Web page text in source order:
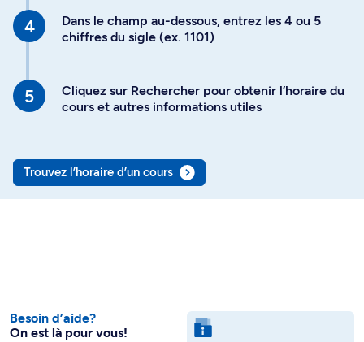
Dans le champ au-dessous, entrez les 4 ou 5
chiffres du sigle (ex. 1101)
Cliquez sur Rechercher pour obtenir l’horaire du
cours et autres informations utiles
Trouvez l’horaire d’un cours
Besoin d’aide?
On est là pour vous!